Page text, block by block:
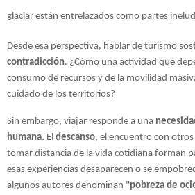
glaciar están entrelazados como partes
contradicción. ¿Cómo una actividad que
consumo de recursos y de la movilidad
cuidado de los territorios?
Sin embargo, viajar responde a una
humana. El descanso, el encuentro con
tomar distancia de la vida cotidiana forman
esas experiencias desaparecen o se
algunos autores denominan "pobreza de